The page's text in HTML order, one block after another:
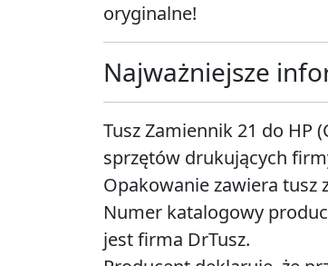
oryginalne!
Najważniejsze
Tusz Zamiennik 21 do HP
sprzętów drukujących
Opakowanie zawiera tusz
Numer katalogowy
jest firma DrTusz.